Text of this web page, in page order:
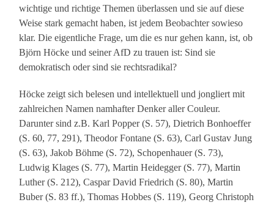
wichtige und richtige Themen überlassen und sie auf diese
Weise stark gemacht haben, ist jedem Beobachter sowieso
klar. Die eigentliche Frage, um die es nur gehen kann, ist, ob
Björn Höcke und seiner AfD zu trauen ist: Sind sie
demokratisch oder sind sie rechtsradikal?
Höcke zeigt sich belesen und intellektuell und jongliert mit
zahlreichen Namen namhafter Denker aller Couleur.
Darunter sind z.B. Karl Popper (S. 57), Dietrich Bonhoeffer
(S. 60, 77, 291), Theodor Fontane (S. 63), Carl Gustav Jung
(S. 63), Jakob Böhme (S. 72), Schopenhauer (S. 73),
Ludwig Klages (S. 77), Martin Heidegger (S. 77), Martin
Luther (S. 212), Caspar David Friedrich (S. 80), Martin
Buber (S. 83 ff.), Thomas Hobbes (S. 119), Georg Christoph